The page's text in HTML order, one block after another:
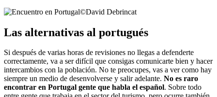
©David Debrincat
Las alternativas al portugués
Si después de varias horas de revisiones no llegas a defenderte
correctamente, va a ser difícil que consigas comunicarte bien y hacer
intercambios con la población. No te preocupes, vas a ver como hay
siempre un medio de desenvolverse y salir adelante. No es raro
encontrar en Portugal gente que habla el español. Sobre todo